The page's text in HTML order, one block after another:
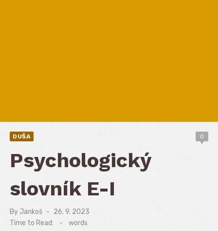
DUŠA 0
Psychologický
slovník E-I
By Jankoš
Posted
26. 9. 2023
Time to Read:
- words